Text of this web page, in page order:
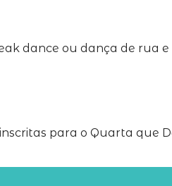
dance ou dança de rua e
para o Quarta que